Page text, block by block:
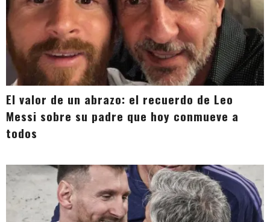
El valor de un abrazo: el recuerdo de Leo
Messi sobre su padre que hoy conmueve a
todos